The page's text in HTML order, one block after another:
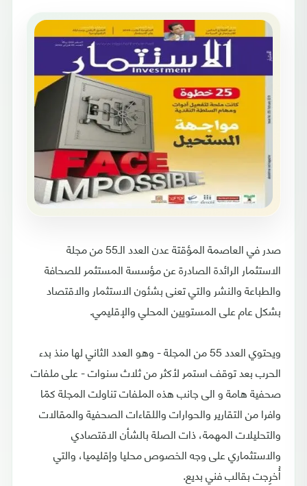
صدر في العاصمة المؤقتة عدن العدد الـ55 من مجلة
الاستثمار الرائدة الصادرة عن مؤسسة المستثمر للصحافة
والطباعة والنشر والتي تعنى بشئون الاستثمار والاقتصاد
بشكل عام على المستويين المحلي والإقليمي.
ويحتوي العدد 55 من المجلة - وهو العدد الثاني لها منذ بدء
الحرب بعد توقف استمر لأكثر من ثلاث سنوات - على ملفات
صحفية هامة و الى جانب هذه الملفات تناولت المجلة كمّا
وافرا من التقارير والحوارات واللقاءات الصحفية والمقالات
والتحليلات المهمة، ذات الصلة بالشأن الاقتصادي
والاستثماري على وجه الخصوص محليا وإقليميا، والتي
أُخرِجت بقالب فني بديع.